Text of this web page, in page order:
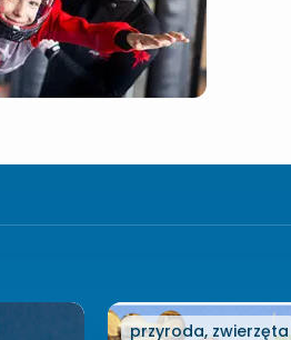
przyroda, zwierzęta